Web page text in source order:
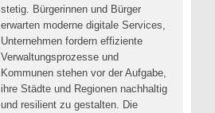
stetig. Bürgerinnen und Bürger
erwarten moderne digitale Services,
Unternehmen fordern effiziente
Verwaltungsprozesse und
Kommunen stehen vor der Aufgabe,
ihre Städte und Regionen nachhaltig
und resilient zu gestalten. Die